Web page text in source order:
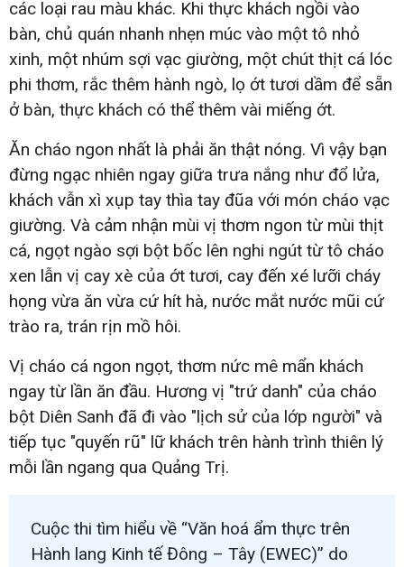
các loại rau màu khác. Khi thực khách ngồi vào
bàn, chủ quán nhanh nhẹn múc vào một tô nhỏ
xinh, một nhúm sợi vạc giường, một chút thịt cá lóc
phi thơm, rắc thêm hành ngò, lọ ớt tươi dầm để sẵn
ở bàn, thực khách có thể thêm vài miếng ớt.
Ăn cháo ngon nhất là phải ăn thật nóng. Vì vậy bạn
đừng ngạc nhiên ngay giữa trưa nắng như đổ lửa,
khách vẫn xì xụp tay thìa tay đũa với món cháo vạc
giường. Và cảm nhận mùi vị thơm ngon từ mùi thịt
cá, ngọt ngào sợi bột bốc lên nghi ngút từ tô cháo
xen lẫn vị cay xè của ớt tươi, cay đến xé lưỡi cháy
họng vừa ăn vừa cứ hít hà, nước mắt nước mũi cứ
trào ra, trán rịn mồ hôi.
Vị cháo cá ngon ngọt, thơm nức mê mẩn khách
ngay từ lần ăn đầu. Hương vị "trứ danh" của cháo
bột Diên Sanh đã đi vào "lịch sử của lớp người" và
tiếp tục "quyến rũ" lữ khách trên hành trình thiên lý
mỗi lần ngang qua Quảng Trị.
Cuộc thi tìm hiểu về “Văn hoá ẩm thực trên
Hành lang Kinh tế Đông – Tây (EWEC)” do